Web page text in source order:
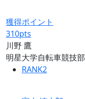
獲得ポイント
310pts
川野 鷹
明星大学自転車競技部
RANK2